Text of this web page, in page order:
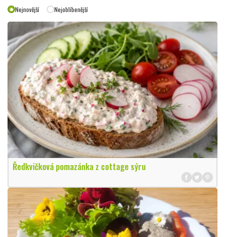
Nejnovější Nejoblíbenější
Ředkvičková pomazánka z cottage sýru